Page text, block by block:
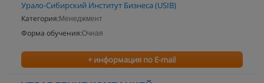
Урало-Сибирский Институт Бизнеса (USIB)
Категория: Менеджмент
Форма обучения:Очная
+ информация по E-mail